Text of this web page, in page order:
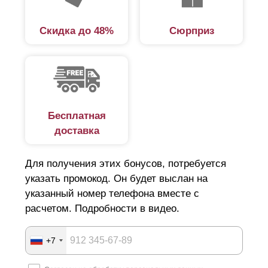
Скидка до 48% Сюрприз
Бесплатная
доставка
Для получения этих бонусов, потребуется
указать промокод. Он будет выслан на
указанный номер телефона вместе с
расчетом. Подробности в видео.
+7